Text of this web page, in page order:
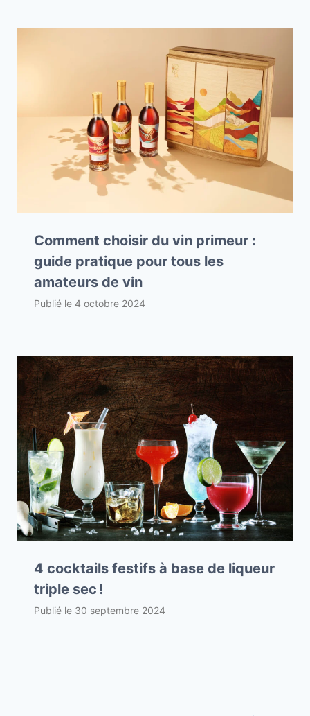
Comment choisir du vin primeur :
guide pratique pour tous les
amateurs de vin
Publié le 4 octobre 2024
4 cocktails festifs à base de liqueur
triple sec !
Publié le 30 septembre 2024